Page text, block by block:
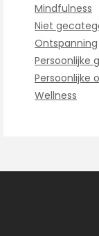
Mindfulness
Niet
Ontspanning
Persoonlijke
Persoonlijke
Wellness